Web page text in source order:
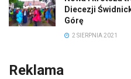
Diecezji
Górę
2 SIERPNIA 2021
Reklama